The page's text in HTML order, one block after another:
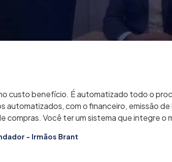
custo benefício. É automatizado todo o
automatizados, com o financeiro, emissão
compras. Você ter um sistema que integre o
- Irmãos Brant